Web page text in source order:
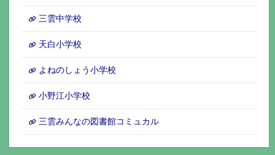
三雲中学校
天白小学校
よねのしょう小学校
小野江小学校
三雲みんなの図書館コミュカル